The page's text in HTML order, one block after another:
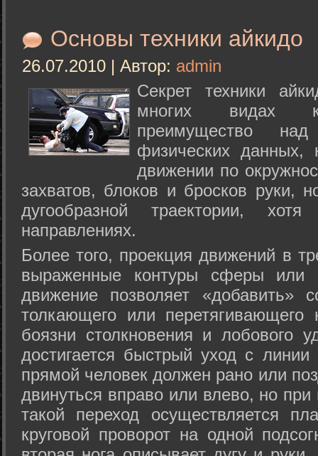
Основы техники айкидо
26.07.2010 | Автор: admin
Секрет техники
многих видах
преимущество
физических данных,
движении по
захватов, блоков и бросков руки,
дугообразной траектории,
направлениях.
Более того, проекция движений в
выраженные контуры сферы или
движение позволяет «добавить»
толкающего или перетягивающего
боязни столкновения и лобового
достигается быстрый уход с
прямой человек должен рано или
двинуться вправо или влево, но
такой переход осуществляется
круговой проворот на одной